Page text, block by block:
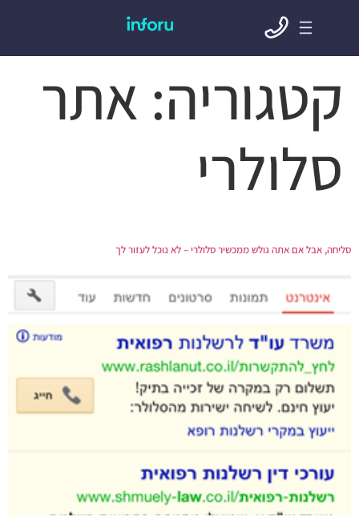
קטגוריה: אתר
סלולרי
סליחה, אבל אם אתה גולש ממכשיר סלולרי – לא נוכל לעזור לך